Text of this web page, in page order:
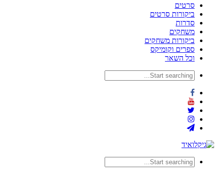
סרטים
ביקורות סרטים
סדרות
משחקים
ביקורות משחקים
ספרים וקומיקס
וכל השאר